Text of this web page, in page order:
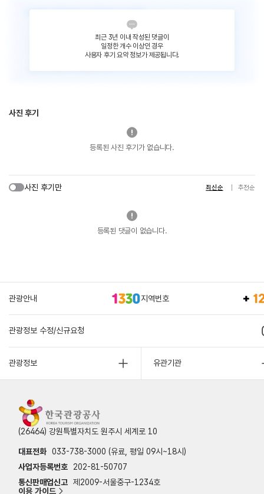
최근 3년 이내 작성된 댓글이
일정한 개수 이상인 경우
사용자 후기 요약 정보가 제공됩니다.
사진 후기
등록된 사진 후기가 없습니다.
사진 후기만 최신순 추천순
등록된 댓글이 없습니다.
관광안내 지역번호
관광정보 수정/신규요청
관광정보 유관기관
(26464) 강원특별자치도 원주시 세계로 10
대표전화 033-738-3000 (유료, 평일 09시~18시)
사업자등록번호
202-81-50707
통신판매업신고 제2009-서울중구-1234호
이용 가이드